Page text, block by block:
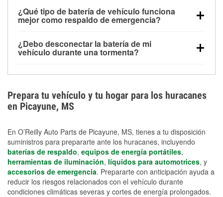
contar con un equipo de carga de respaldo para
cortes prolongados.
parte baja del compartimento del motor y pueden
dañarse si se sumergen, lo que puede provocar una
días después de la exposición.
¿Qué tipo de batería de vehículo funciona
mejor como respaldo de emergencia?
para aplicaciones de ciclo profundo porque son
selladas, resistentes a las vibraciones y más
¿Debo desconectar la batería de mi
vehículo durante una tormenta?
los daños por inundación. Evitar el agua estancada y
preparar opciones de carga de respaldo son
medidas de protección más efectivas.
Prepara tu vehículo y tu hogar para los huracanes
en Picayune, MS
En O’Reilly Auto Parts de Picayune, MS, tienes a tu disposición
suministros para prepararte ante los huracanes, incluyendo
baterías de respaldo, equipos de energía portátiles,
herramientas de iluminación, líquidos para automotrices, y
accesorios de emergencia. Prepararte con anticipación ayuda a
reducir los riesgos relacionados con el vehículo durante
condiciones climáticas severas y cortes de energía prolongados.